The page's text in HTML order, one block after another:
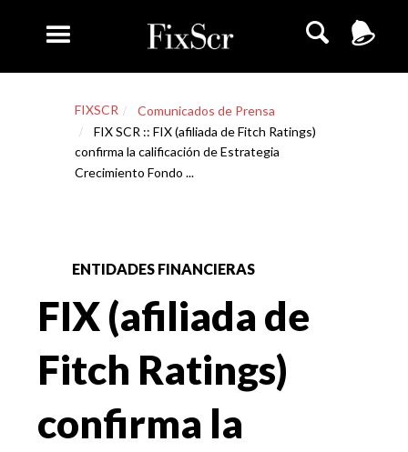
FIXSCR
Comunicados de Prensa
FIX SCR :: FIX (afiliada de Fitch Ratings)
confirma la calificación de Estrategia
Crecimiento Fondo ...
ENTIDADES FINANCIERAS
FIX (afiliada de
Fitch Ratings)
confirma la